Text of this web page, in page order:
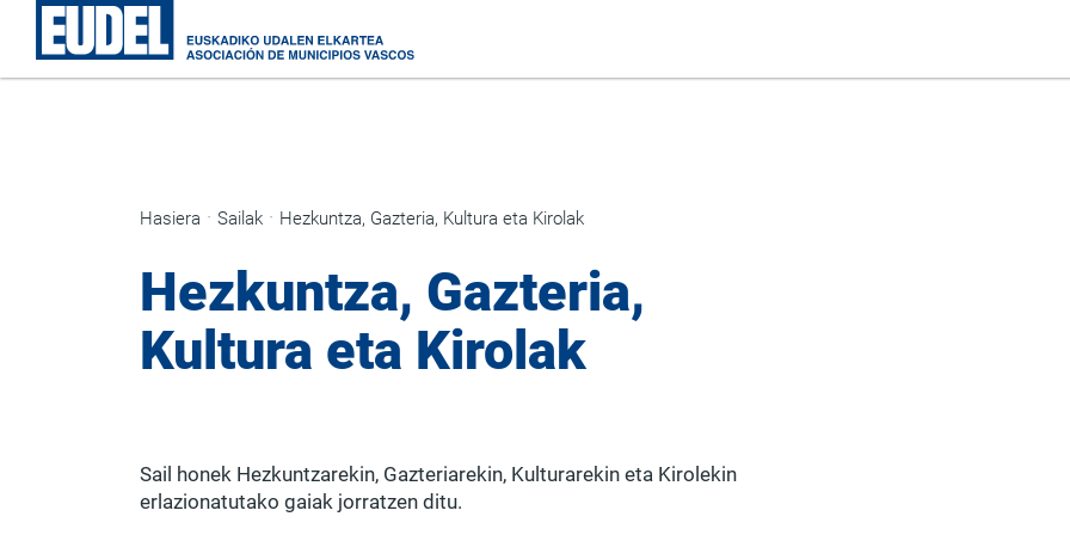
Hasiera Sailak Hezkuntza, Gazteria, Kultura eta Kirolak
Hezkuntza, Gazteria,
Kultura eta Kirolak
Sail honek Hezkuntzarekin, Gazteriarekin, Kulturarekin eta Kirolekin
erlazionatutako gaiak jorratzen ditu.